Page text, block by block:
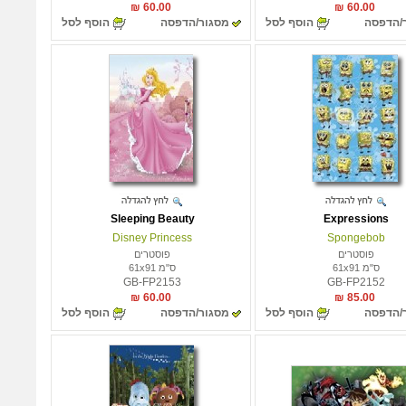
60.00 ₪
הדפסה
הוסף לסל
60.00 ₪
מסגור/הדפסה
הוסף לסל
Expressions
Spongebob
פוסטרים
ס"מ 61x91
GB-FP2152
85.00 ₪
הדפסה
הוסף לסל
Sleeping Beauty
Disney Princess
פוסטרים
ס"מ 61x91
GB-FP2153
60.00 ₪
מסגור/הדפסה
הוסף לסל